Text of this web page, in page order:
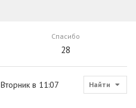
Спасибо
28
Вторник в 11:07 Найти